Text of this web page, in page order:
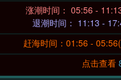
涨潮时间：
退潮时间：
赶海时间：01:56 -
点击查看